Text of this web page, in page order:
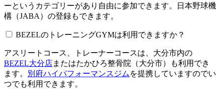
ーというカテゴリーがあり自由に参加できます。日本野球機
構（JABA）の登録もできます。
BEZELのトレーニングGYMは利用できますか？​​​​​
アスリートコース、トレーナーコースは、大分市内の
BEZEL大分店またはたかひろ整骨院（大分市）も利用でき
ます。
別府ハイパフォーマンスジム を提携していますのでい
つでも利用できます。